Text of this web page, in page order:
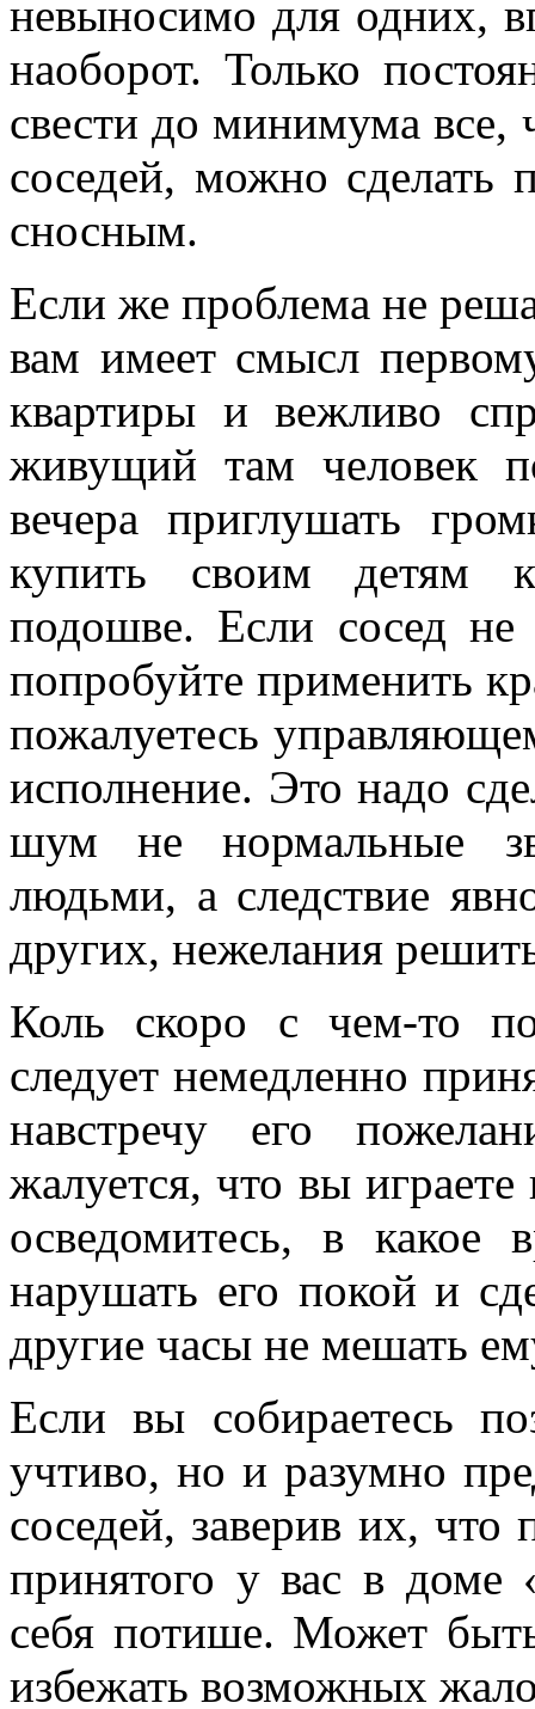
невыносимо для одних,
наоборот. Только
свести до минимума все,
соседей, можно
сносным.
Если же проблема не
вам имеет смысл
квартиры и вежливо
живущий там человек
вечера приглушать
купить своим детям
подошве. Если сосед не
попробуйте применить
пожалуетесь
исполнение. Это надо
шум не нормальные
людьми, а следствие
других, нежелания
Коль скоро с чем-то
следует немедленно
навстречу его
жалуется, что вы играете
осведомитесь, в какое
нарушать его покой и
другие часы не мешать
Если вы собираетесь
учтиво, но и разумно
соседей, заверив их, что
принятого у вас в доме
себя потише. Может
избежать возможных